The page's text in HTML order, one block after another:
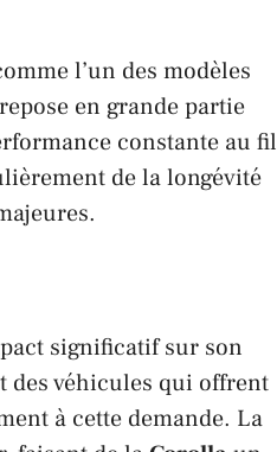
l’un des modèles
en grande partie
constante au fil
de la longévité
significatif sur son
des véhicules qui offrent
à cette demande. La